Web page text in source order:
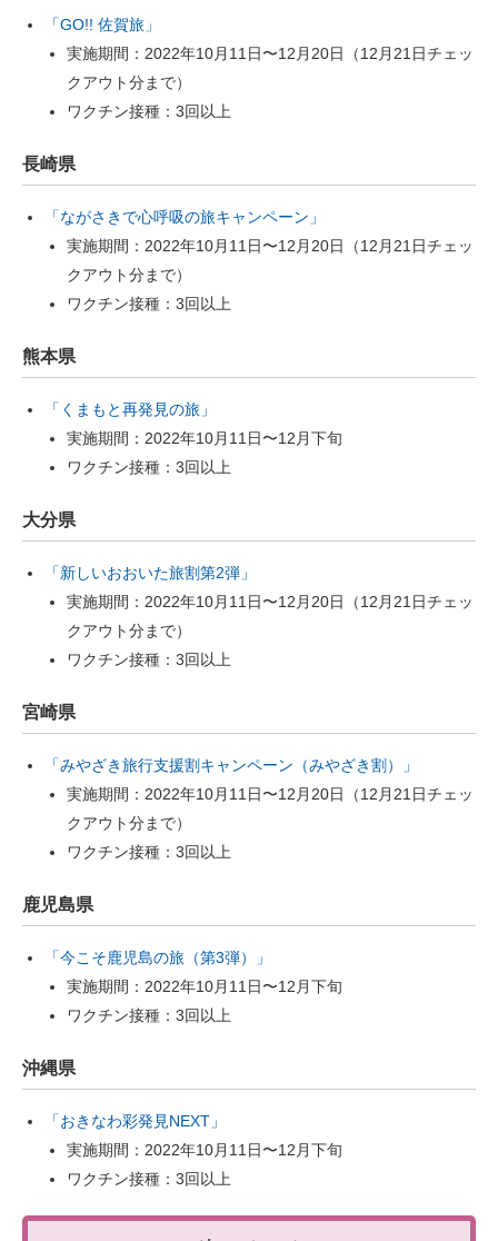
「GO!! 佐賀旅」
実施期間：2022年10月11日〜12月20日（12月21日チェッ
クアウト分まで）
ワクチン接種：3回以上
長崎県
「ながさきで心呼吸の旅キャンペーン」
実施期間：2022年10月11日〜12月20日（12月21日チェッ
クアウト分まで）
ワクチン接種：3回以上
熊本県
「くまもと再発見の旅」
実施期間：2022年10月11日〜12月下旬
ワクチン接種：3回以上
大分県
「新しいおおいた旅割第2弾」
実施期間：2022年10月11日〜12月20日（12月21日チェッ
クアウト分まで）
ワクチン接種：3回以上
宮崎県
「みやざき旅行支援割キャンペーン（みやざき割）」
実施期間：2022年10月11日〜12月20日（12月21日チェッ
クアウト分まで）
ワクチン接種：3回以上
鹿児島県
「今こそ鹿児島の旅（第3弾）」
実施期間：2022年10月11日〜12月下旬
ワクチン接種：3回以上
沖縄県
「おきなわ彩発見NEXT」
実施期間：2022年10月11日〜12月下旬
ワクチン接種：3回以上